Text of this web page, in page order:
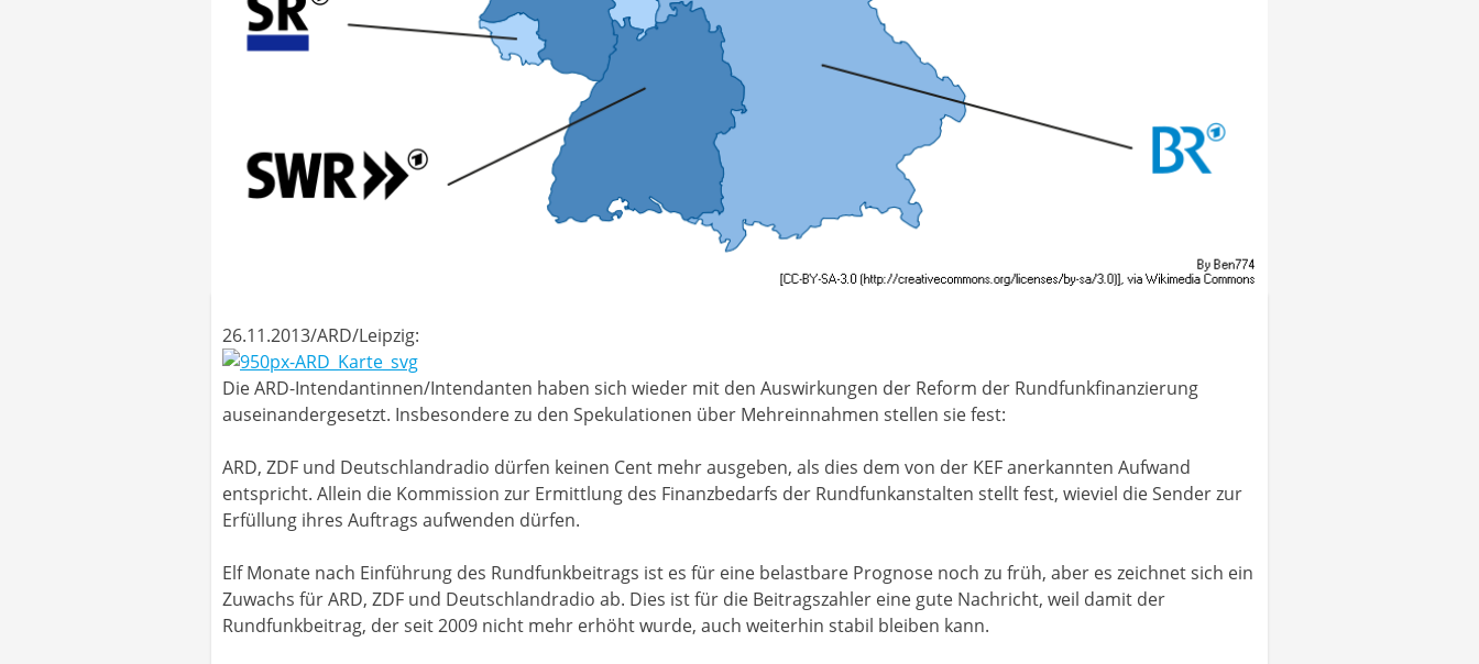
26.11.2013/ARD/Leipzig:
Die ARD-Intendantinnen/Intendanten haben sich wieder mit den Auswirkungen der Reform der Rundfunkfinanzierung
auseinandergesetzt. Insbesondere zu den Spekulationen über Mehreinnahmen stellen sie fest:
ARD, ZDF und Deutschlandradio dürfen keinen Cent mehr ausgeben, als dies dem von der KEF anerkannten Aufwand
entspricht. Allein die Kommission zur Ermittlung des Finanzbedarfs der Rundfunkanstalten stellt fest, wieviel die Sender zur
Erfüllung ihres Auftrags aufwenden dürfen.
Elf Monate nach Einführung des Rundfunkbeitrags ist es für eine belastbare Prognose noch zu früh, aber es zeichnet sich ein
Zuwachs für ARD, ZDF und Deutschlandradio ab. Dies ist für die Beitragszahler eine gute Nachricht, weil damit der
Rundfunkbeitrag, der seit 2009 nicht mehr erhöht wurde, auch weiterhin stabil bleiben kann.